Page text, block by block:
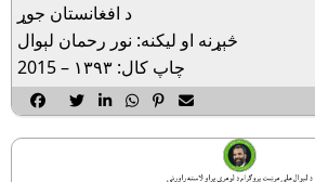
د افغانستان جوړ
څېړنه او ليکنه: نور رحمان لېوال
چاپ کال: ١٣٩٣ – 2015
     